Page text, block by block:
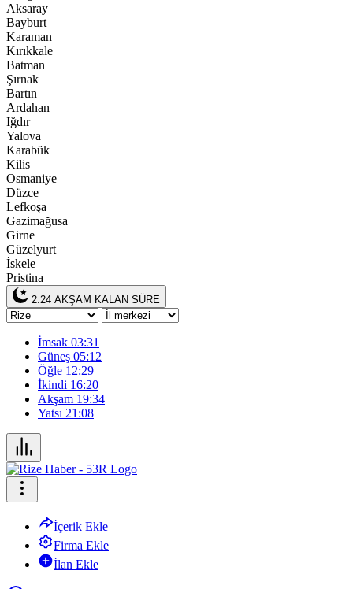
Aksaray
Bayburt
Karaman
Kırıkkale
Batman
Şırnak
Bartın
Ardahan
Iğdır
Yalova
Karabük
Kilis
Osmaniye
Düzce
Lefkoşa
Gazimağusa
Girne
Güzelyurt
İskele
Pristina
2:24 AKŞAM KALAN SÜRE
İmsak 03:31
Güneş 05:12
Öğle 12:29
İkindi 16:20
Akşam 19:34
Yatsı 21:08
İçerik Ekle
Firma Ekle
İlan Ekle